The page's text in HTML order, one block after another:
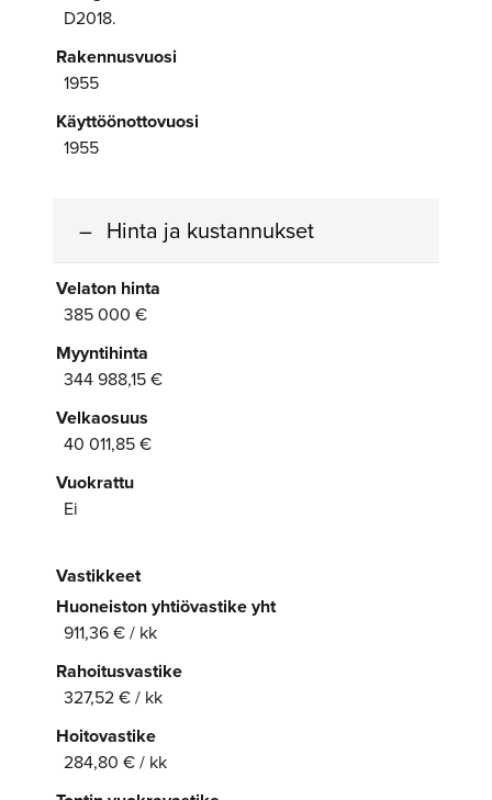
D2018.
Rakennusvuosi
1955
Käyttöönottovuosi
1955
Hinta ja kustannukset
Velaton hinta
385 000 €
Myyntihinta
344 988,15 €
Velkaosuus
40 011,85 €
Vuokrattu
Ei
Vastikkeet
Huoneiston yhtiövastike yht
911,36 € / kk
Rahoitusvastike
327,52 € / kk
Hoitovastike
284,80 € / kk